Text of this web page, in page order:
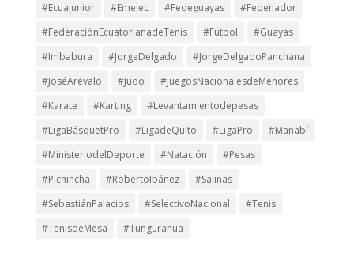
#Ecuajunior
#Emelec #Fedeguayas
#Fedenador
#FederaciónEcuatorianadeTenis
#Fútbol
#Guayas
#Imbabura
#JorgeDelgado
#JorgeDelgadoPanchana
#JoséArévalo
#Judo
#JuegosNacionalesdeMenores
#Karate
#Karting
#Levantamientodepesas
#LigaBásquetPro
#LigadeQuito #LigaPro
#Manabí
#MinisteriodelDeporte
#Natación
#Pesas
#Pichincha
#RobertoIbáñez
#Salinas
#SebastiánPalacios
#SelectivoNacional
#Tenis
#TenisdeMesa
#Tungurahua